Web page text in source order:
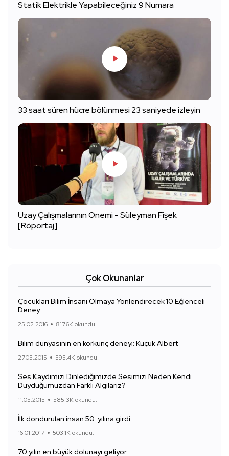
Statik Elektrikle Yapabileceğiniz 9 Numara
33 saat süren hücre bölünmesi 23 saniyede izleyin
Uzay Çalışmalarının Önemi - Süleyman Fişek
[Röportaj]
Çok Okunanlar
Çocukları Bilim İnsanı Olmaya Yönlendirecek 10 Eğlenceli
Deney
25.02.2016 817.6K okundu.
Bilim dünyasının en korkunç deneyi: Küçük Albert
27.05.2015 595.4K okundu.
Ses Kaydımızı Dinlediğimizde Sesimizi Neden Kendi
Duyduğumuzdan Farklı Algılarız?
11.05.2015 585.3K okundu.
İlk dondurulan insan 50. yılına girdi
16.01.2017 503.1K okundu.
70 yılın en büyük dolunayı geliyor